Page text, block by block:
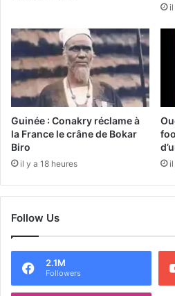
il
Guinée : Conakry réclame à
la France le crâne de Bokar
Biro
il y a 18 heures il
Follow Us
2.1M
Followers